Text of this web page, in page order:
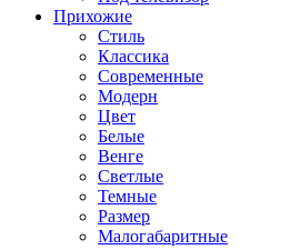
Прихожие
Стиль
Классика
Современные
Модерн
Цвет
Белые
Венге
Светлые
Темные
Размер
Малогабаритные